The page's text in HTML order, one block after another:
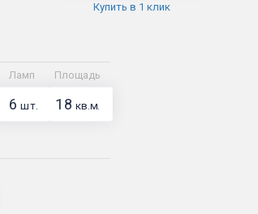
Купить в 1 клик
Ламп Площадь
6шт. 18 кв.м.